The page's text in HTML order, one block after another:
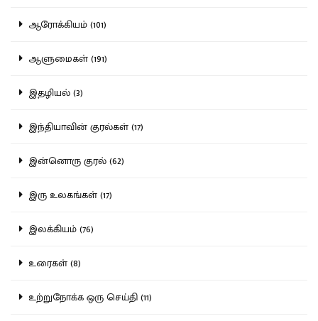
ஆரோக்கியம் (101)
ஆளுமைகள் (191)
இதழியல் (3)
இந்தியாவின் குரல்கள் (17)
இன்னொரு குரல் (62)
இரு உலகங்கள் (17)
இலக்கியம் (76)
உரைகள் (8)
உற்றுநோக்க ஒரு செய்தி (11)